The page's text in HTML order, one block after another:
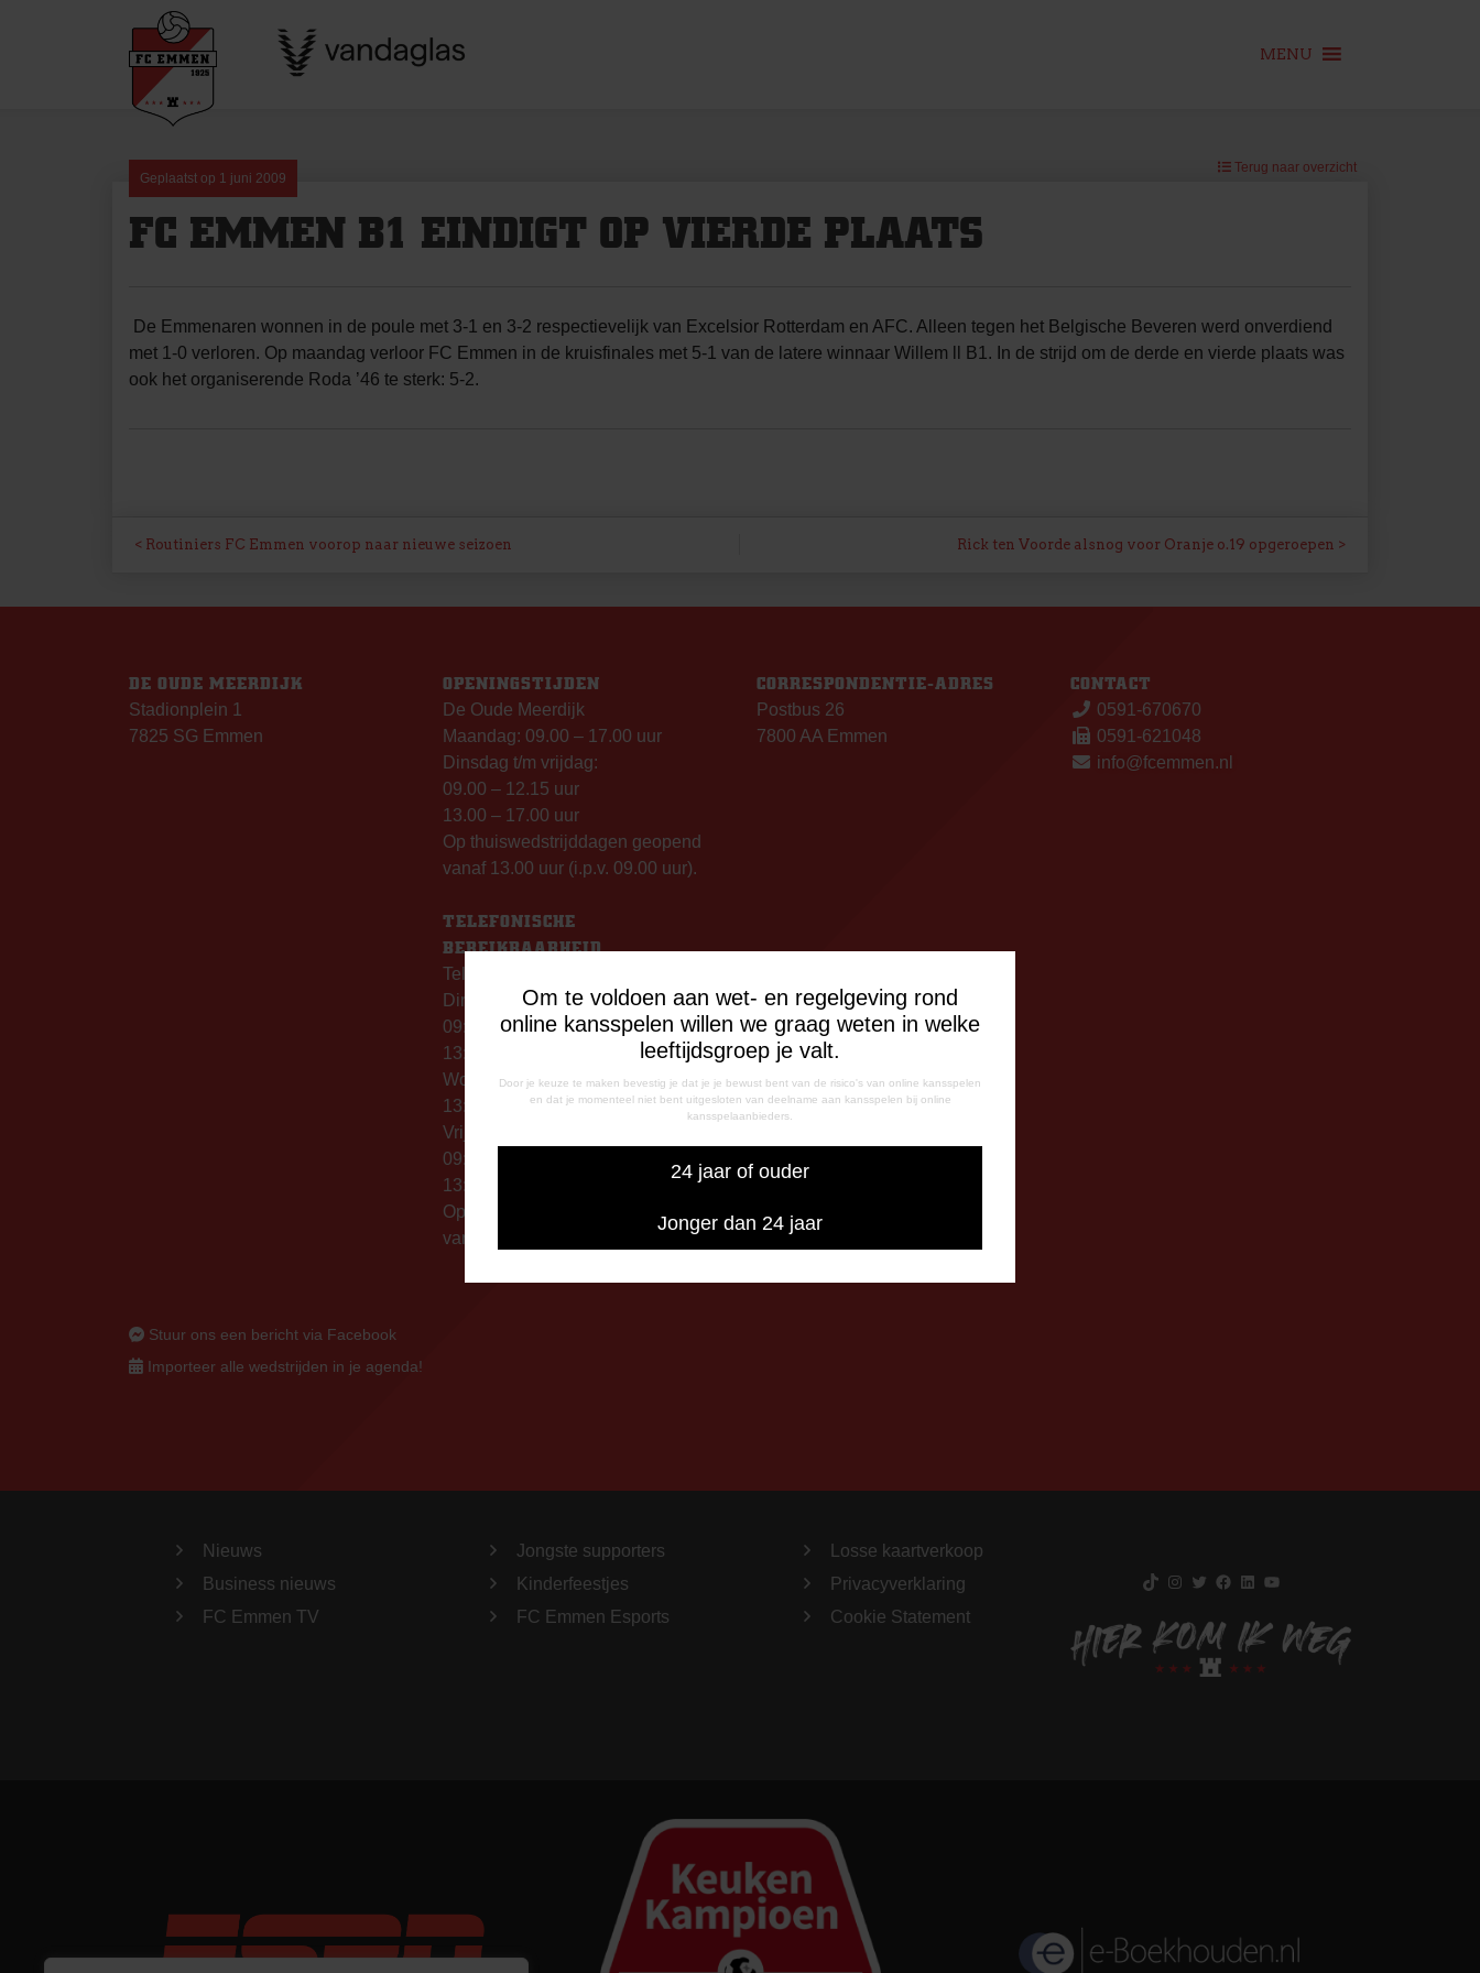
Om te voldoen aan wet- en regelgeving rond
online kansspelen willen we graag weten in welke
leeftijdsgroep je valt.
Door je keuze te maken bevestig je dat je je bewust bent van de risico's van online kansspelen
en dat je momenteel niet bent uitgesloten van deelname aan kansspelen bij online
kansspelaanbieders.
24 jaar of ouder
Jonger dan 24 jaar
MENU
Geplaatst op 1 juni 2009
Terug naar overzicht
FC EMMEN B1 EINDIGT OP VIERDE PLAATS
De Emmenaren wonnen in de poule met 3-1 en 3-2 respectievelijk van Excelsior Rotterdam en AFC. Alleen tegen het Belgische Beveren werd onverdiend
met 1-0 verloren. Op maandag verloor FC Emmen in de kruisfinales met 5-1 van de latere winnaar Willem ll B1. In de strijd om de derde en vierde plaats was
ook het organiserende Roda ’46 te sterk: 5-2.
BERICHT
NAVIGATIE
Routiniers FC Emmen voorop naar nieuwe seizoen Rick ten Voorde alsnog voor Oranje o.19 opgeroepen
DE OUDE MEERDIJK
Stadionplein 1
7825 SG Emmen
OPENINGSTIJDEN
De Oude Meerdijk
Maandag: 09.00 – 17.00 uur
Dinsdag t/m vrijdag:
09.00 – 12.15 uur
13.00 – 17.00 uur
Op thuiswedstrijddagen geopend
vanaf 13.00 uur (i.p.v. 09.00 uur).
TELEFONISCHE
BEREIKBAARHEID
Telefonisch bereikbaar op:
Dinsdag
09:00 - 12:15 uur
13:00 - 17:00 uur
Woensdag
13:00 - 17:00 uur
Vrijdag
09:00 - 12:15 uur
13:00 - 17:00 uur
Op thuiswedstrijddagen bereikbaar
vanaf 13:00 - 20:00 uur
CORRESPONDENTIE-ADRES
Postbus 26
7800 AA Emmen
CONTACT
0591-670670
0591-621048
info@fcemmen.nl
Stuur ons een bericht via Facebook
Importeer alle wedstrijden in je agenda!
Nieuws
Business nieuws
FC Emmen TV
Jongste supporters
Kinderfeestjes
FC Emmen Esports
Losse kaartverkoop
Privacyverklaring
Cookie Statement